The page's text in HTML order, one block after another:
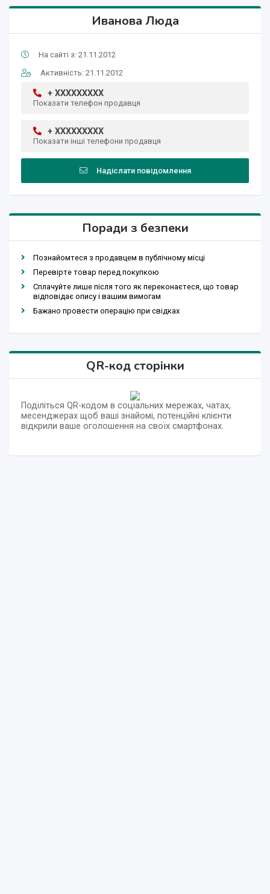
Иванова Люда
На сайті з: 21.11.2012
Активність: 21.11.2012
+ XXXXXXXXX
Показати телефон продавця
+ XXXXXXXXX
Показати інші телефони продавця
Надіслати повідомлення
Поради з безпеки
Познайомтеся з продавцем в публічному місці
Перевірте товар перед покупкою
Сплачуйте лише після того як переконаєтеся, що товар
відповідає опису і вашим вимогам
Бажано провести операцію при свідках
QR-код сторінки
Поділіться QR-кодом в соціальних мережах, чатах,
месенджерах щоб ваші знайомі, потенційні клієнти
відкрили ваше оголошення на своїх смартфонах.